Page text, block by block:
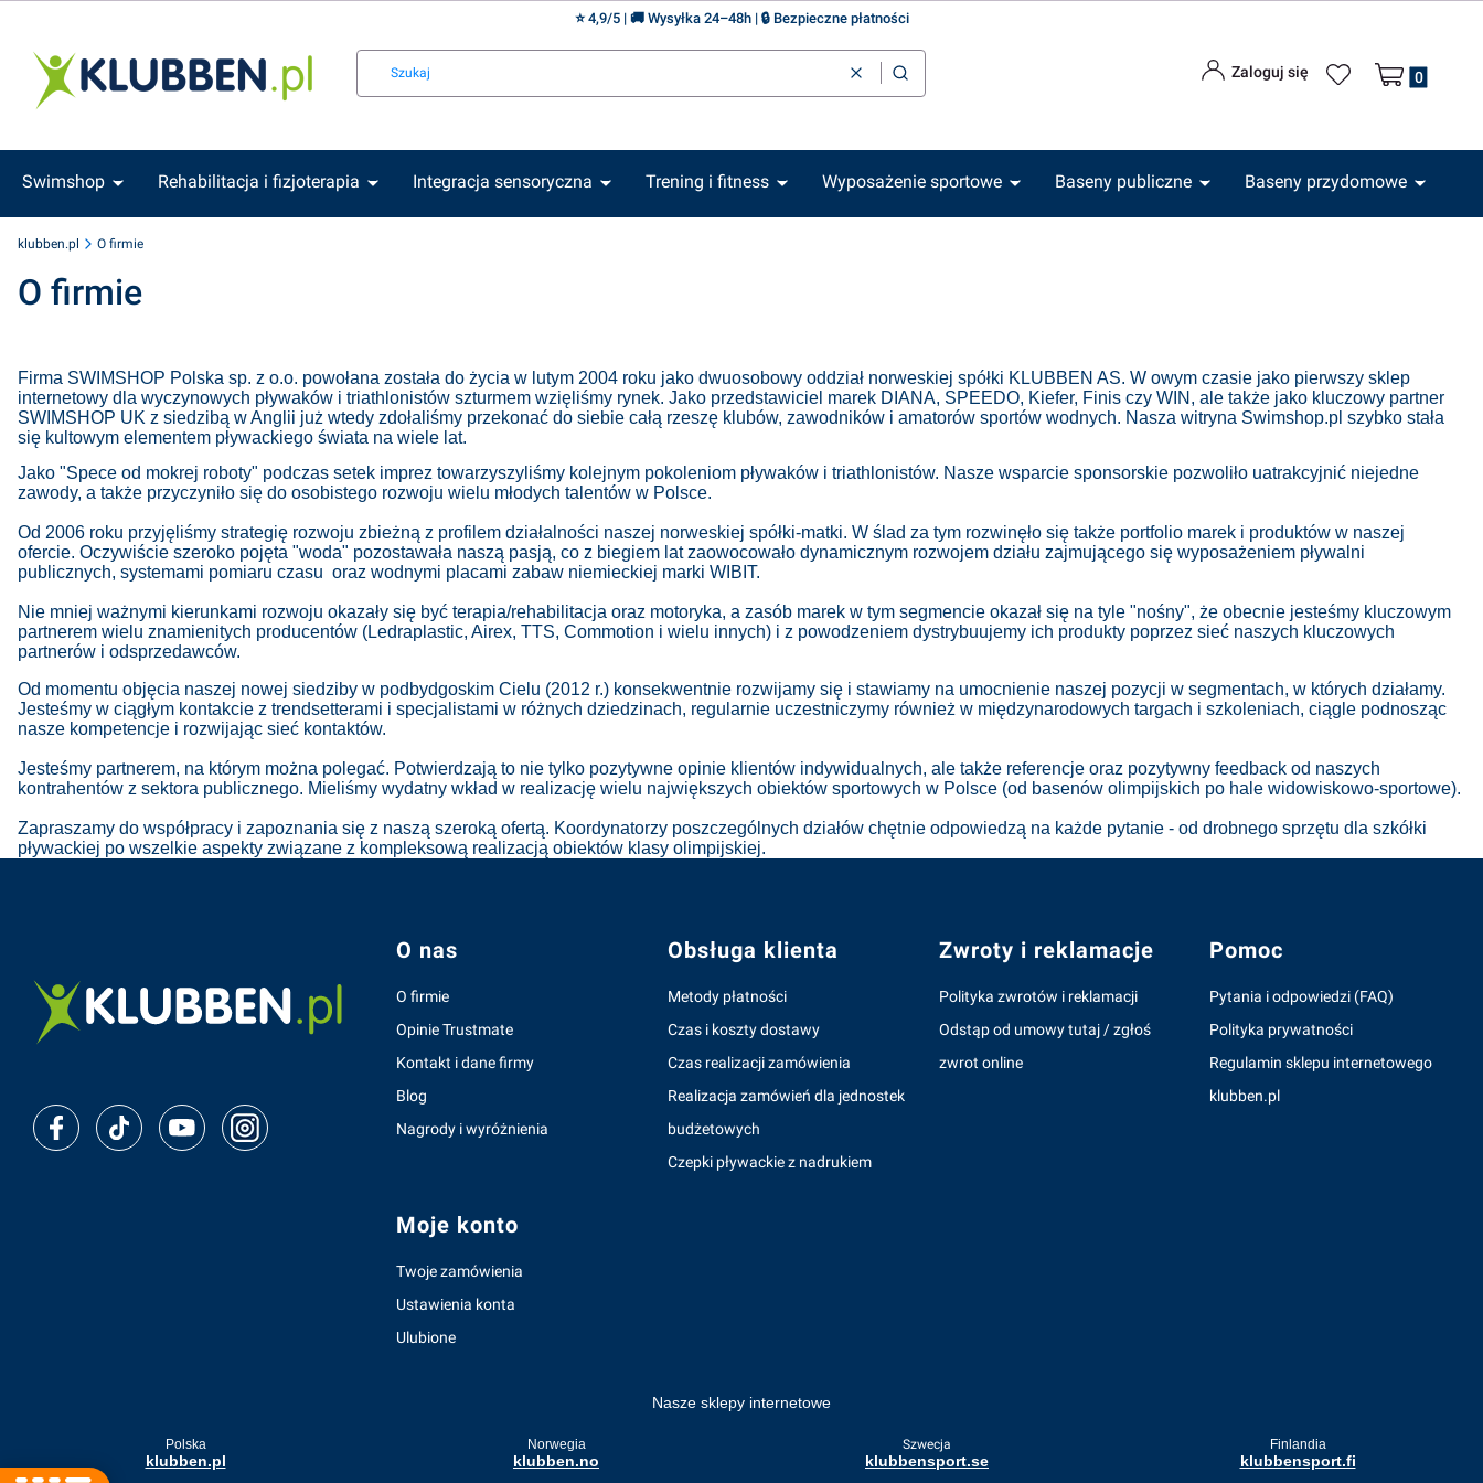
⭐ 4,9/5 | 🚚 Wysyłka 24–48h | 🔒 Bezpieczne płatności
WyczyśćSzukaj
Zaloguj się Produkty w
Swimshop Rehabilitacja i fizjoterapia Integracja sensoryczna Trening i fitness Wyposażenie sportowe Baseny publiczne Baseny przydomowe
klubben.pl O firmie
O firmie
Firma SWIMSHOP Polska sp. z o.o. powołana została do życia w lutym 2004 roku jako dwuosobowy oddział norweskiej spółki KLUBBEN AS. W owym czasie jako pierwszy sklep
internetowy dla wyczynowych pływaków i triathlonistów szturmem wzięliśmy rynek. Jako przedstawiciel marek DIANA, SPEEDO, Kiefer, Finis czy WIN, ale także jako kluczowy partner
SWIMSHOP UK z siedzibą w Anglii już wtedy zdołaliśmy przekonać do siebie całą rzeszę klubów, zawodników i amatorów sportów wodnych. Nasza witryna Swimshop.pl szybko stała
się kultowym elementem pływackiego świata na wiele lat.
Jako "Spece od mokrej roboty" podczas setek imprez towarzyszyliśmy kolejnym pokoleniom pływaków i triathlonistów. Nasze wsparcie sponsorskie pozwoliło uatrakcyjnić niejedne
zawody, a także przyczyniło się do osobistego rozwoju wielu młodych talentów w Polsce.
Od 2006 roku przyjęliśmy strategię rozwoju zbieżną z profilem działalności naszej norweskiej spółki-matki. W ślad za tym rozwinęło się także portfolio marek i produktów w naszej
ofercie. Oczywiście szeroko pojęta "woda" pozostawała naszą pasją, co z biegiem lat zaowocowało dynamicznym rozwojem działu zajmującego się wyposażeniem pływalni
publicznych, systemami pomiaru czasu oraz wodnymi placami zabaw niemieckiej marki WIBIT.
Nie mniej ważnymi kierunkami rozwoju okazały się być terapia/rehabilitacja oraz motoryka, a zasób marek w tym segmencie okazał się na tyle "nośny", że obecnie jesteśmy kluczowym
partnerem wielu znamienitych producentów (Ledraplastic, Airex, TTS, Commotion i wielu innych) i z powodzeniem dystrybuujemy ich produkty poprzez sieć naszych kluczowych
partnerów i odsprzedawców.
Od momentu objęcia naszej nowej siedziby w podbydgoskim Cielu (2012 r.) konsekwentnie rozwijamy się i stawiamy na umocnienie naszej pozycji w segmentach, w których działamy.
Jesteśmy w ciągłym kontakcie z trendsetterami i specjalistami w różnych dziedzinach, regularnie uczestniczymy również w międzynarodowych targach i szkoleniach, ciągle podnosząc
nasze kompetencje i rozwijając sieć kontaktów.
Jesteśmy partnerem, na którym można polegać. Potwierdzają to nie tylko pozytywne opinie klientów indywidualnych, ale także referencje oraz pozytywny feedback od naszych
kontrahentów z sektora publicznego. Mieliśmy wydatny wkład w realizację wielu największych obiektów sportowych w Polsce (od basenów olimpijskich po hale widowiskowo-sportowe).
Zapraszamy do współpracy i zapoznania się z naszą szeroką ofertą. Koordynatorzy poszczególnych działów chętnie odpowiedzą na każde pytanie - od drobnego sprzętu dla szkółki
pływackiej po wszelkie aspekty związane z kompleksową realizacją obiektów klasy olimpijskiej.
Linki w stopce
O nas
O firmie
Opinie Trustmate
Kontakt i dane firmy
Blog
Nagrody i wyróżnienia
Obsługa klienta
Metody płatności
Czas i koszty dostawy
Czas realizacji zamówienia
Realizacja zamówień dla jednostek
budżetowych
Czepki pływackie z nadrukiem
Zwroty i reklamacje
Polityka zwrotów i reklamacji
Odstąp od umowy tutaj / zgłoś
zwrot online
Pomoc
Pytania i odpowiedzi (FAQ)
Polityka prywatności
Regulamin sklepu internetowego
klubben.pl
Moje konto
Twoje zamówienia
Ustawienia konta
Ulubione
Nasze sklepy internetowe
Polska
klubben.pl
Norwegia
klubben.no
Szwecja
klubbensport.se
Finlandia
klubbensport.fi